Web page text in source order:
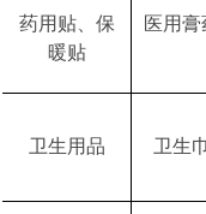
药用贴、保
暖贴
医用
卫生用品 卫生